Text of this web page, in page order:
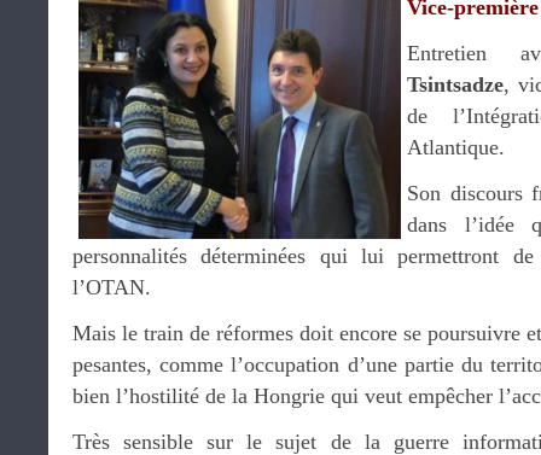
Vice-
Entretien
Tsintsadze,
de
Atlantique.
Son discours
dans l’idée
personnalités déterminées qui lui permettront
l’OTAN.
Mais le train de réformes doit encore se poursuivre
pesantes, comme l’occupation d’une partie du
bien l’hostilité de la Hongrie qui veut empêcher
Très sensible sur le sujet de la guerre